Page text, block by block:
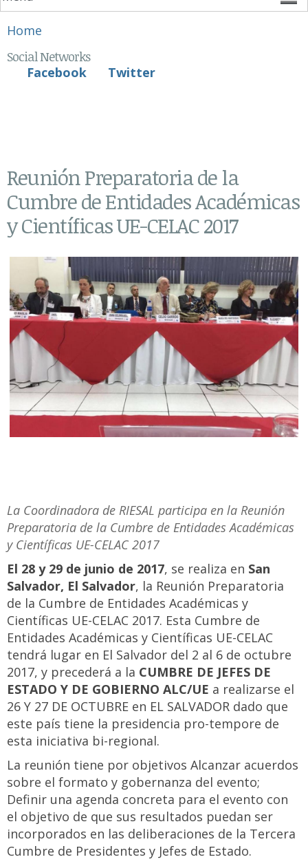
You are here
Home
Social Networks
Facebook
Twitter
Reunión Preparatoria de la
Cumbre de Entidades Académicas
y Científicas UE-CELAC 2017
La Coordinadora de RIESAL participa en la Reunión
Preparatoria de la Cumbre de Entidades Académicas
y Científicas UE-CELAC 2017
El 28 y 29 de junio de 2017, se realiza en San
Salvador, El Salvador, la Reunión Preparatoria
de la Cumbre de Entidades Académicas y
Científicas UE-CELAC 2017. Esta Cumbre de
Entidades Académicas y Científicas UE-CELAC
tendrá lugar en El Salvador del 2 al 6 de octubre
2017, y precederá a la CUMBRE DE JEFES DE
ESTADO Y DE GOBIERNO ALC/UE a realizarse el
26 Y 27 DE OCTUBRE en EL SALVADOR dado que
este país tiene la presidencia pro-tempore de
esta iniciativa bi-regional.
La reunión tiene por objetivos Alcanzar acuerdos
sobre el formato y gobernanza del evento;
Definir una agenda concreta para el evento con
el objetivo de que sus resultados puedan ser
incorporados en las deliberaciones de la Tercera
Cumbre de Presidentes y Jefes de Estado.